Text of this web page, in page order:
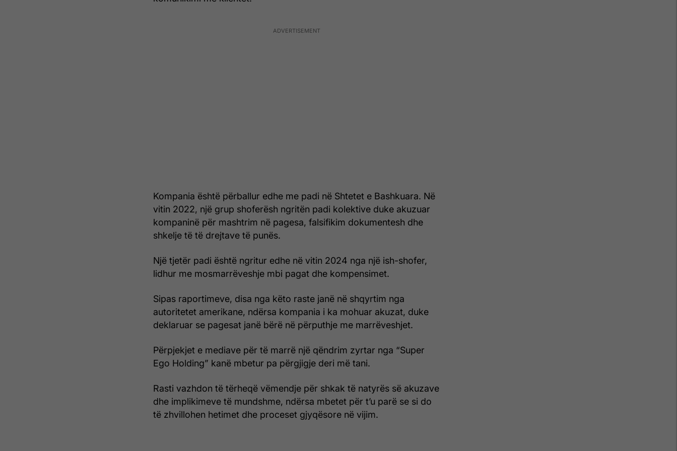
Kompania është përballur edhe me padi në Shtetet e Bashkuara. Në
vitin 2022, një grup shoferësh ngritën padi kolektive duke akuzuar
kompaninë për mashtrim në pagesa, falsifikim dokumentesh dhe
shkelje të të drejtave të punës.
Një tjetër padi është ngritur edhe në vitin 2024 nga një ish-shofer,
lidhur me mosmarrëveshje mbi pagat dhe kompensimet.
Sipas raportimeve, disa nga këto raste janë në shqyrtim nga
autoritetet amerikane, ndërsa kompania i ka mohuar akuzat, duke
deklaruar se pagesat janë bërë në përputhje me marrëveshjet.
Përpjekjet e mediave për të marrë një qëndrim zyrtar nga “Super
Ego Holding” kanë mbetur pa përgjigje deri më tani.
Rasti vazhdon të tërheqë vëmendje për shkak të natyrës së akuzave
dhe implikimeve të mundshme, ndërsa mbetet për t’u parë se si do
të zhvillohen hetimet dhe proceset gjyqësore në vijim.